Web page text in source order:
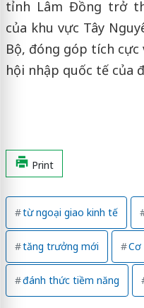
tỉnh Lâm Đồng trở
của khu vực Tây
Bộ, đóng góp tích
hội nhập quốc tế của
Print
từ ngoại giao kinh tế
tăng trưởng mới Cơ
đánh thức tiềm năng